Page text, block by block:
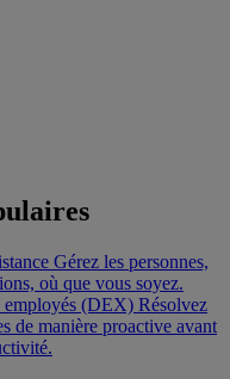
Gérez les personnes,
où que vous soyez.
employés (DEX) Résolvez
de manière proactive avant